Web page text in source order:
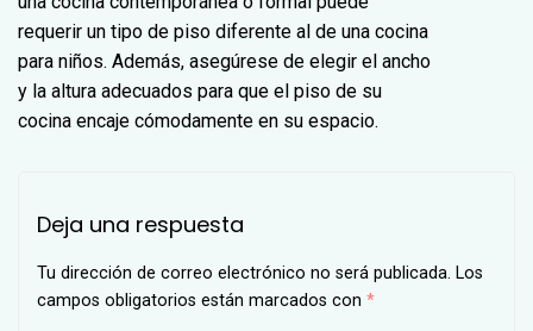
requerir un tipo de piso diferente al de una cocina
para niños. Además, asegúrese de elegir el ancho
y la altura adecuados para que el piso de su
cocina encaje cómodamente en su espacio.
Deja una respuesta
Tu dirección de correo electrónico no será publicada. Los
campos obligatorios están marcados con *